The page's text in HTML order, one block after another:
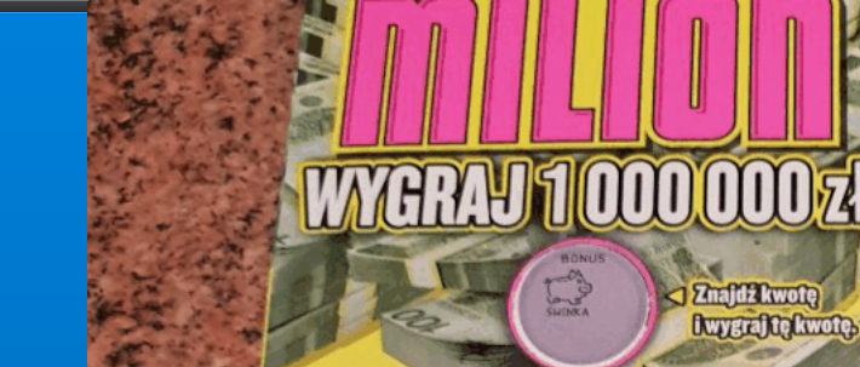
forumlotek.pl
Forum gier liczbowych